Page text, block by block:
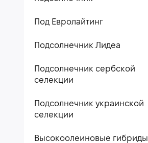
Под Евролайтинг
Подсолнечник Лидеа
Подсолнечник сербской
селекции
Подсолнечник украинской
селекции
Высокоолеиновые гибриды